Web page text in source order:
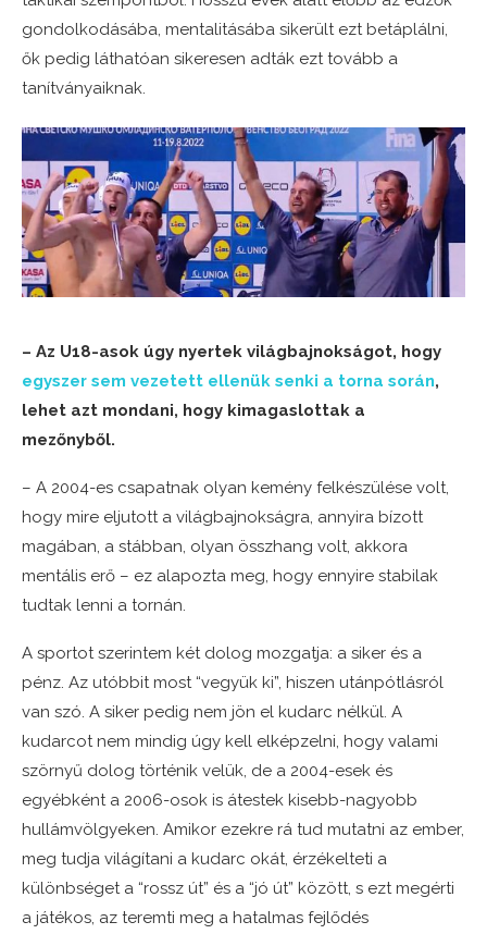
gondolkodásába, mentalitásába sikerült ezt betáplálni,
ők pedig láthatóan sikeresen adták ezt tovább a
tanítványaiknak.
– Az U18-asok úgy nyertek világbajnokságot, hogy
egyszer sem vezetett ellenük senki a torna során,
lehet azt mondani, hogy kimagaslottak a
mezőnyből.
– A 2004-es csapatnak olyan kemény felkészülése volt,
hogy mire eljutott a világbajnokságra, annyira bízott
magában, a stábban, olyan összhang volt, akkora
mentális erő – ez alapozta meg, hogy ennyire stabilak
tudtak lenni a tornán.
A sportot szerintem két dolog mozgatja: a siker és a
pénz. Az utóbbit most “vegyük ki”, hiszen utánpótlásról
van szó. A siker pedig nem jön el kudarc nélkül. A
kudarcot nem mindig úgy kell elképzelni, hogy valami
szörnyű dolog történik velük, de a 2004-esek és
egyébként a 2006-osok is átestek kisebb-nagyobb
hullámvölgyeken. Amikor ezekre rá tud mutatni az ember,
meg tudja világítani a kudarc okát, érzékelteti a
különbséget a “rossz út” és a “jó út” között, s ezt megérti
a játékos, az teremti meg a hatalmas fejlődés